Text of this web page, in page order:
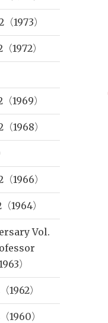
1973）
1972）
1969）
1968）
1966）
1964）
Vol.
）
1962）
1960）